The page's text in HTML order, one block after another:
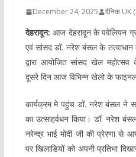
December 24, 2025 दैनिक UK
देहरादून: आज देहरादून के पवेलियन
एवं सांसद डॉ. नरेश बंसल के तत्वाधान
द्वारा आयोजित सांसद खेल
दूसरे दिन आज विभिन्न खेलो के
कार्यक्रम मे पहुंच डॉ. नरेश बंसल ने
का उत्साहर्वधन किया। डॉ. नरेश
नरेन्द्र भाई मोदी जी की प्रेरणा से
पर खिलाडियों को अपनी प्रतिभा